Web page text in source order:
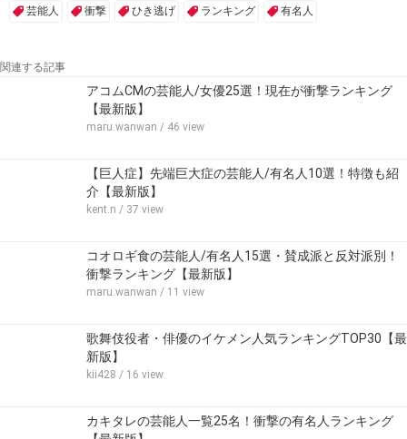
芸能人 衝撃 ひき逃げ ランキング 有名人
関連する記事
アコムCMの芸能人/女優25選！現在が衝撃ランキング
【最新版】
maru.wanwan / 46 view
【巨人症】先端巨大症の芸能人/有名人10選！特徴も紹
介【最新版】
kent.n / 37 view
コオロギ食の芸能人/有名人15選・賛成派と反対派別！
衝撃ランキング【最新版】
maru.wanwan / 11 view
歌舞伎役者・俳優のイケメン人気ランキングTOP30【最
新版】
kii428 / 16 view
カキタレの芸能人一覧25名！衝撃の有名人ランキング